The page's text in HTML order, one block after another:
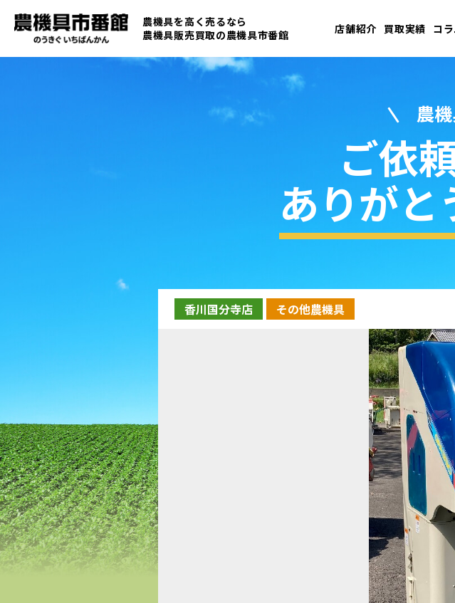
農機具を高く売るなら
農機具販売買取の農機具市番館 店舗紹介 買取実績 コ
農
ご依
ありがと
香川国分寺店 その他農機具